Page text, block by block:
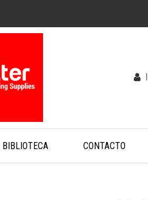
BIBLIOTECA CONTACTO